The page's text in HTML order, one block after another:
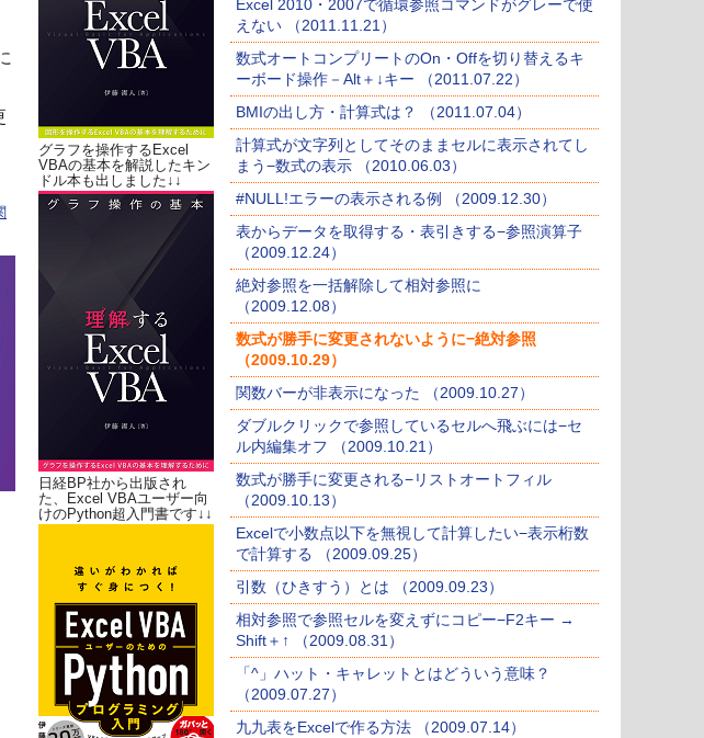
グラフを操作するExcel
VBAの基本を解説したキン
ドル本も出しました↓↓
日経BP社から出版され
た、Excel VBAユーザー向
けのPython超入門書です↓↓
Excel 2010・2007で循環参照コマンドがグレーで使
えない （2011.11.21）
数式オートコンプリートのOn・Offを切り替えるキ
ーボード操作－Alt＋↓キー （2011.07.22）
BMIの出し方・計算式は？ （2011.07.04）
計算式が文字列としてそのままセルに表示されてし
まう−数式の表示 （2010.06.03）
#NULL!エラーの表示される例 （2009.12.30）
表からデータを取得する・表引きする−参照演算子
（2009.12.24）
絶対参照を一括解除して相対参照に
（2009.12.08）
数式が勝手に変更されないように−絶対参照
（2009.10.29）
関数バーが非表示になった （2009.10.27）
ダブルクリックで参照しているセルへ飛ぶには−セ
ル内編集オフ （2009.10.21）
数式が勝手に変更される−リストオートフィル
（2009.10.13）
Excelで小数点以下を無視して計算したい−表示桁数
で計算する （2009.09.25）
引数（ひきすう）とは （2009.09.23）
相対参照で参照セルを変えずにコピー−F2キー →
Shift＋↑ （2009.08.31）
「^」ハット・キャレットとはどういう意味？
（2009.07.27）
九九表をExcelで作る方法 （2009.07.14）